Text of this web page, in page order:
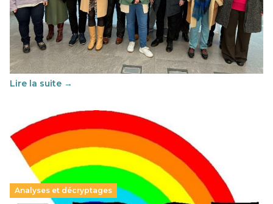
franco-espagnol pour changer d’approche
29 juin 2026-National
Cette année, l'UNSA Éducation a mené un projet Erasmus
soutenu par l'union Européenne et centré sur l'éducation
au vivre-ensemble : quelles différences entre la France…
Lire la suite →
Analyses et décryptages